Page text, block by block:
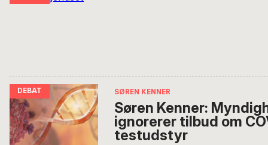
SØREN KENNER
Søren Kenner:
ignorerer tilbud om
testudstyr